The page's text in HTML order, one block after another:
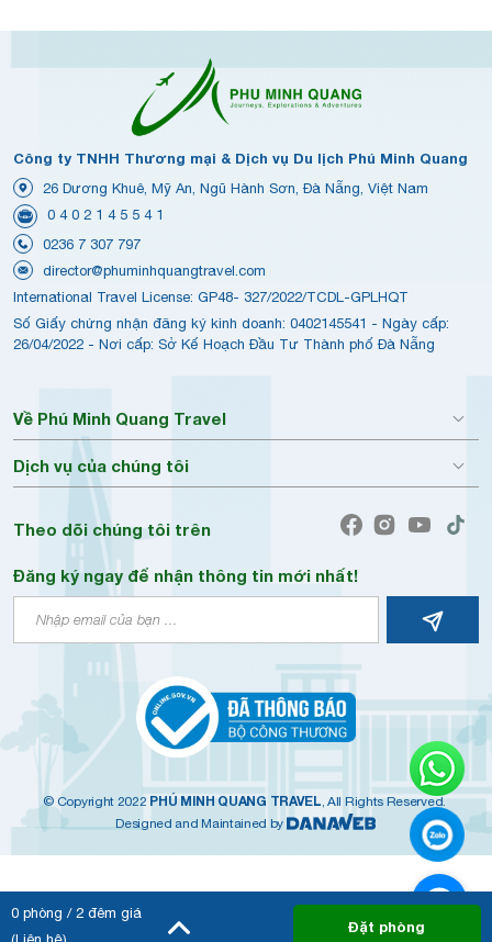
0 phòng / 2 đêm giá
Đặt phòng
Công ty TNHH Thương mại & Dịch vụ Du lịch Phú Minh Quang
26 Dương Khuê, Mỹ An, Ngũ Hành Sơn, Đà Nẵng, Việt Nam
0 4 0 2 1 4 5 5 4 1
0236 7 307 797
director@phuminhquangtravel.com
International Travel License: GP48- 327/2022/TCDL-GPLHQT
Số Giấy chứng nhận đăng ký kinh doanh: 0402145541 - Ngày cấp:
26/04/2022 - Nơi cấp: Sở Kế Hoạch Đầu Tư Thành phố Đà Nẵng
Về Phú Minh Quang Travel
Dịch vụ của chúng tôi
Theo dõi chúng tôi trên
Đăng ký ngay để nhận thông tin mới nhất!
© Copyright 2022 PHÚ MINH QUANG TRAVEL, All Rights Reserved.
Designed and Maintained by